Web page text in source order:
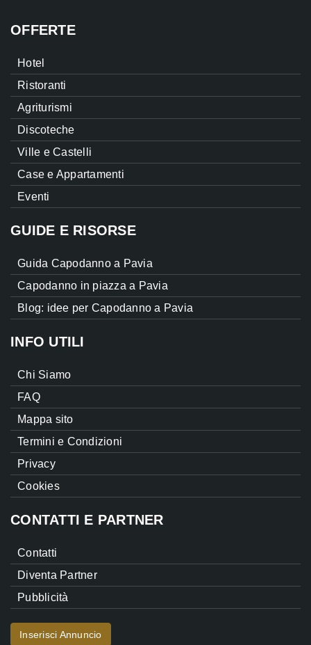
OFFERTE
Hotel
Ristoranti
Agriturismi
Discoteche
Ville e Castelli
Case e Appartamenti
Eventi
GUIDE E RISORSE
Guida Capodanno a Pavia
Capodanno in piazza a Pavia
Blog: idee per Capodanno a Pavia
INFO UTILI
Chi Siamo
FAQ
Mappa sito
Termini e Condizioni
Privacy
Cookies
CONTATTI E PARTNER
Contatti
Diventa Partner
Pubblicità
Inserisci Annuncio